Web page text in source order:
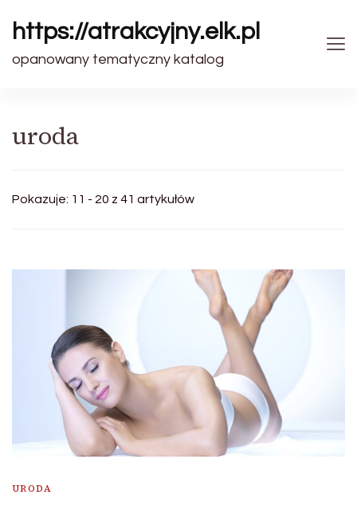
https://atrakcyjny.elk.pl
opanowany tematyczny katalog
uroda
Pokazuje: 11 - 20 z 41 artykułów
URODA